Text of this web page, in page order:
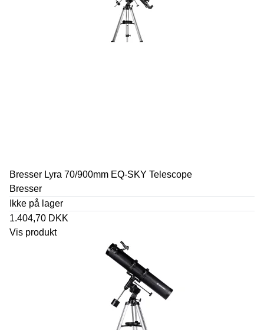
Bresser Lyra 70/900mm EQ-SKY Telescope
Bresser
Ikke på lager
1.404,70 DKK
Vis produkt